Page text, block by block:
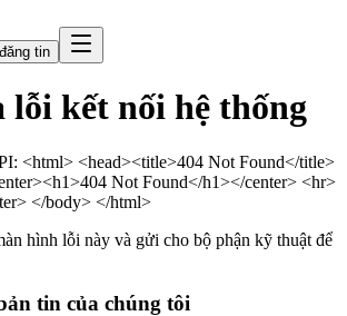
tin
lỗi kết nối hệ thống
<html> <head><title>404 Not Found</title>
Not Found</h1></center> <hr>
</body> </html>
hình lỗi này và gửi cho bộ phận kỹ thuật để
tin của chúng tôi